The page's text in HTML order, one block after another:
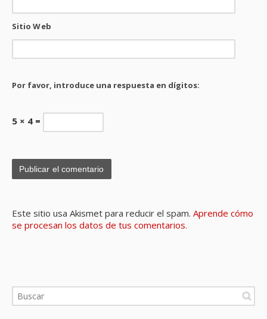
Sitio Web
Por favor, introduce una respuesta en dígitos:
5 × 4 =
Este sitio usa Akismet para reducir el spam. Aprende cómo
se procesan los datos de tus comentarios.